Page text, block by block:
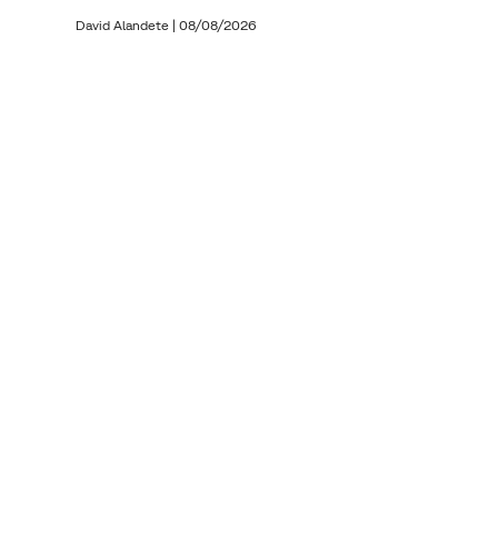
David Alandete | 08/08/2026